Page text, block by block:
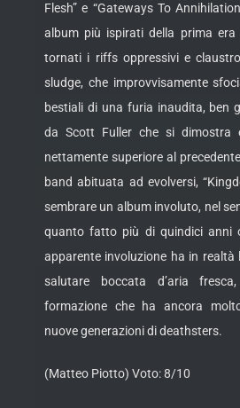
Flesh” e “Gateways To
album più ispirati della prima era
tornati i riffs oppressivi e
sludge, che improvvisamente
bestiali di una furia inaudita, ben
da Scott Fuller che si dimostra
nettamente superiore al
band abituata ad evolversi,
sembrare un album involuto, nel
quanto fatto più di quindici anni
apparente involuzione ha in realtà
salutare boccata d’aria
formazione che ha ancora
nuove generazioni di deathsters.
(Matteo Piotto) Voto: 8/10